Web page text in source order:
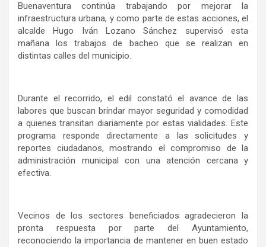
Buenaventura continúa trabajando por mejorar la
infraestructura urbana, y como parte de estas acciones, el
alcalde Hugo Iván Lozano Sánchez supervisó esta
mañana los trabajos de bacheo que se realizan en
distintas calles del municipio.
Durante el recorrido, el edil constató el avance de las
labores que buscan brindar mayor seguridad y comodidad
a quienes transitan diariamente por estas vialidades. Este
programa responde directamente a las solicitudes y
reportes ciudadanos, mostrando el compromiso de la
administración municipal con una atención cercana y
efectiva.
Vecinos de los sectores beneficiados agradecieron la
pronta respuesta por parte del Ayuntamiento,
reconociendo la importancia de mantener en buen estado